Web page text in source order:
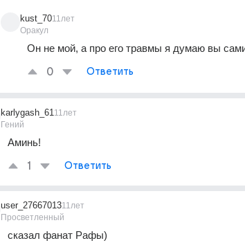
kust_70
Оракул
11лет
Он не мой, а про его травмы я думаю вы
0 Ответить
karlygash_61
Гений
11лет
Аминь!
1 Ответить
user_27667013
Просветленный
11лет
сказал фанат Рафы)